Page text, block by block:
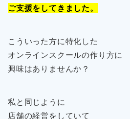
ご支援をしてきました。
こういった方に特化した
オンラインスクールの作り方に
興味はありませんか？
私と同じように
店舗の経営をしていて